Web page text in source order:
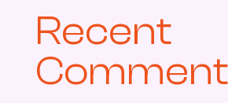
Recent